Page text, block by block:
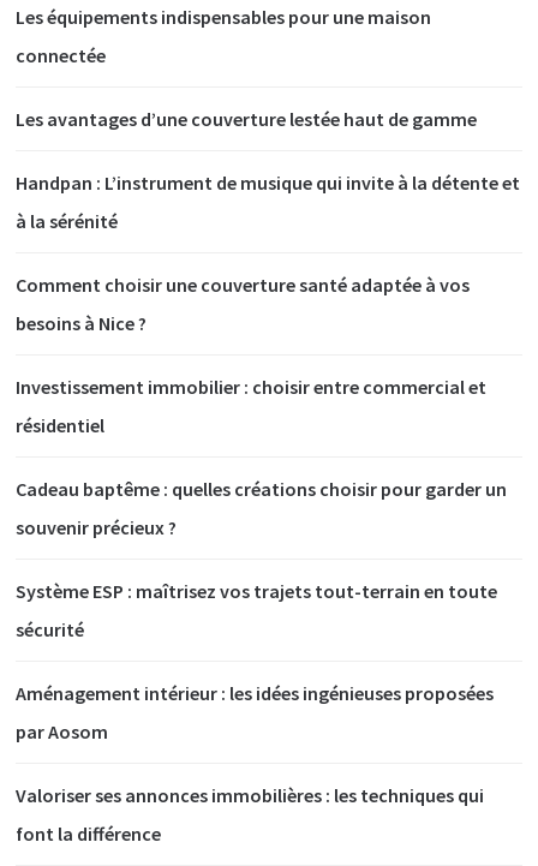
Les équipements indispensables pour une maison
connectée
Les avantages d’une couverture lestée haut de gamme
Handpan : L’instrument de musique qui invite à la détente et
à la sérénité
Comment choisir une couverture santé adaptée à vos
besoins à Nice ?
Investissement immobilier : choisir entre commercial et
résidentiel
Cadeau baptême : quelles créations choisir pour garder un
souvenir précieux ?
Système ESP : maîtrisez vos trajets tout-terrain en toute
sécurité
Aménagement intérieur : les idées ingénieuses proposées
par Aosom
Valoriser ses annonces immobilières : les techniques qui
font la différence